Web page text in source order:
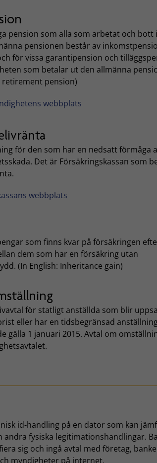
pension som alla som arbetat och bott
pensionen består av
för vissa garantipension och
som betalar ut den allmänna
retirement pension)
webbplats
för den som har en nedsatt förmåga
Det är Försäkringskassan som
webbplats
som finns kvar på försäkringen
dem som har en försäkring utan
(In English: Inheritance gain)
för statligt anställda som blir
eller har en tidsbegränsad
gälla 1 januari 2015. Avtal om
id-handling på en dator som kan
andra fysiska legitimationshandlingar.
sig och ingå avtal med företag,
myndigheter på internet.